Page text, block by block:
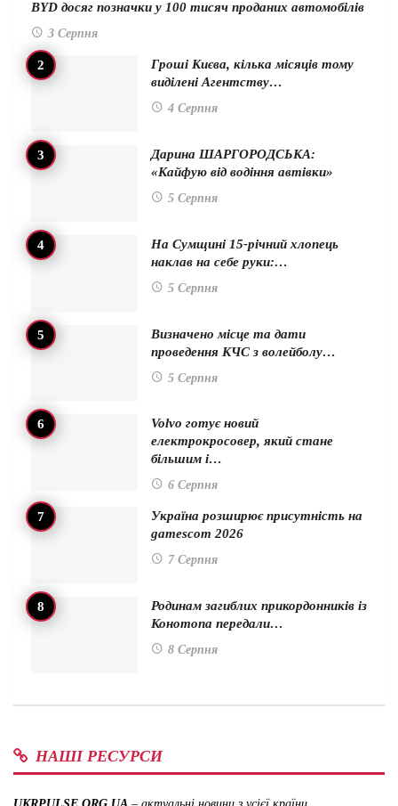
BYD досяг позначки у 100 тисяч проданих автомобілів
3 Серпня
Гроші Києва, кілька місяців тому
виділені Агентству…
4 Серпня
Дарина ШАРГОРОДСЬКА:
«Кайфую від водіння автівки»
5 Серпня
На Сумщині 15-річний хлопець
наклав на себе руки:…
5 Серпня
Визначено місце та дати
проведення КЧС з волейболу…
5 Серпня
Volvo готує новий
електрокросовер, який стане
більшим і…
6 Серпня
Україна розширює присутність на
gamescom 2026
7 Серпня
Родинам загиблих прикордонників із
Конотопа передали…
8 Серпня
НАШІ РЕСУРСИ